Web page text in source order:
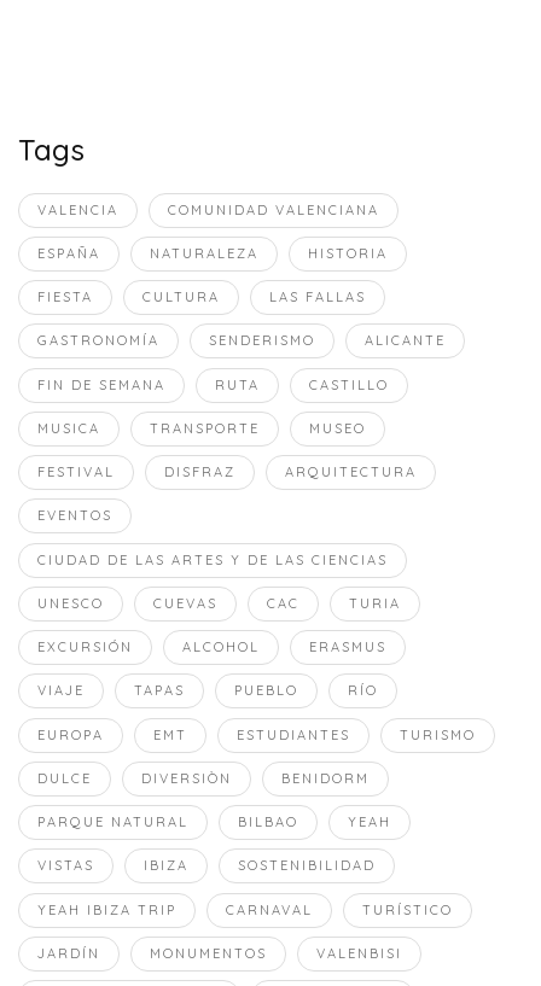
Tags
VALENCIA COMUNIDAD VALENCIANA
ESPAÑA NATURALEZA HISTORIA
FIESTA CULTURA LAS FALLAS
GASTRONOMÍA SENDERISMO ALICANTE
FIN DE SEMANA RUTA CASTILLO
MUSICA TRANSPORTE MUSEO
FESTIVAL DISFRAZ ARQUITECTURA
EVENTOS
CIUDAD DE LAS ARTES Y DE LAS CIENCIAS
UNESCO CUEVAS CAC TURIA
EXCURSIÓN ALCOHOL ERASMUS
VIAJE TAPAS PUEBLO RÍO
EUROPA EMT ESTUDIANTES TURISMO
DULCE DIVERSIÒN BENIDORM
PARQUE NATURAL BILBAO YEAH
VISTAS IBIZA SOSTENIBILIDAD
YEAH IBIZA TRIP CARNAVAL TURÍSTICO
JARDÍN MONUMENTOS VALENBISI